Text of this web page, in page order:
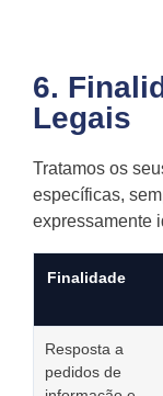
6.
Legais
Tratamos os
específicas,
expressamente
Finalidade
Resposta a
pedidos de